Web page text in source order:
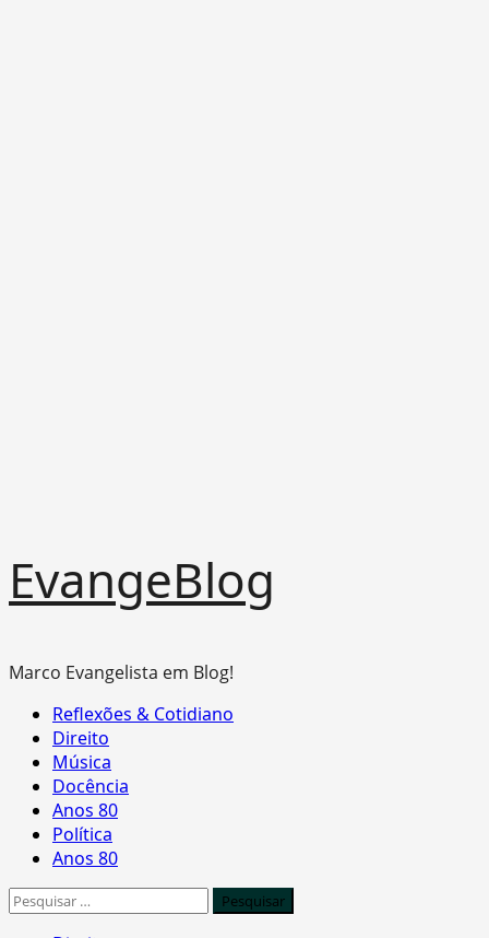
to
content
EvangeBlog
Marco Evangelista em Blog!
Primary
Menu
Reflexões & Cotidiano
Direito
Música
Docência
Anos 80
Política
Anos 80
Pesquisar